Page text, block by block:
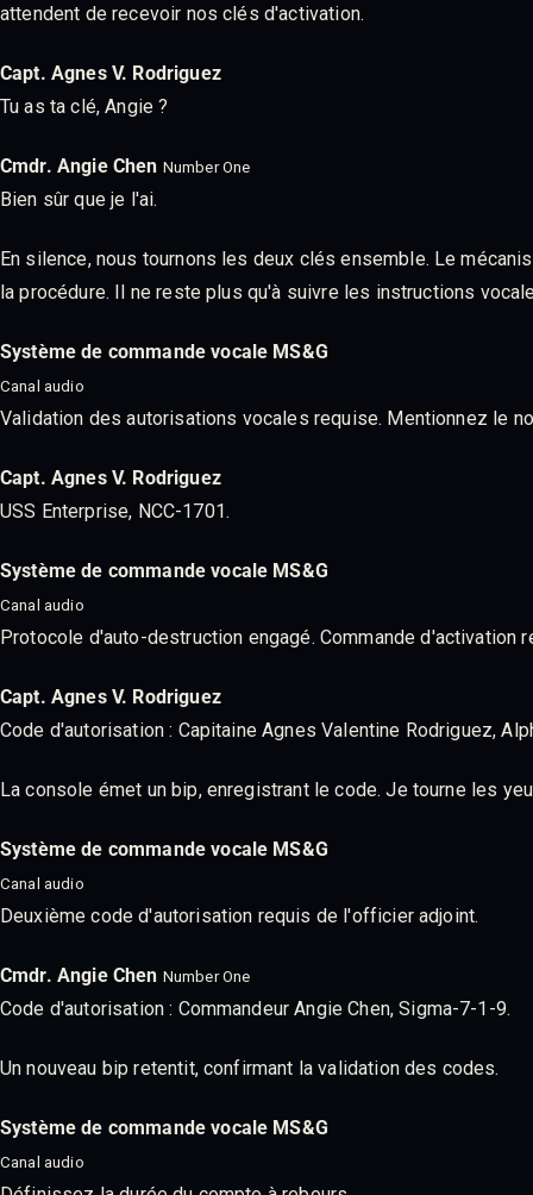
attendent de recevoir nos clés d'activation.
Capt. Agnes V. Rodriguez
Tu as ta clé, Angie ?
Cmdr. Angie Chen Number One
Bien sûr que je l'ai.
En silence, nous tournons les deux clés ensemble. Le
la procédure. Il ne reste plus qu'à suivre les instructions
Système de commande vocale MS&G
Canal audio
Validation des autorisations vocales requise. Mentionnez le
Capt. Agnes V. Rodriguez
USS Enterprise, NCC-1701.
Système de commande vocale MS&G
Canal audio
Protocole d'auto-destruction engagé. Commande
Capt. Agnes V. Rodriguez
Code d'autorisation : Capitaine Agnes Valentine Rodriguez,
La console émet un bip, enregistrant le code. Je tourne les
Système de commande vocale MS&G
Canal audio
Deuxième code d'autorisation requis de l'officier adjoint.
Cmdr. Angie Chen Number One
Code d'autorisation : Commandeur Angie Chen, Sigma-7-1-9.
Un nouveau bip retentit, confirmant la validation des codes.
Système de commande vocale MS&G
Canal audio